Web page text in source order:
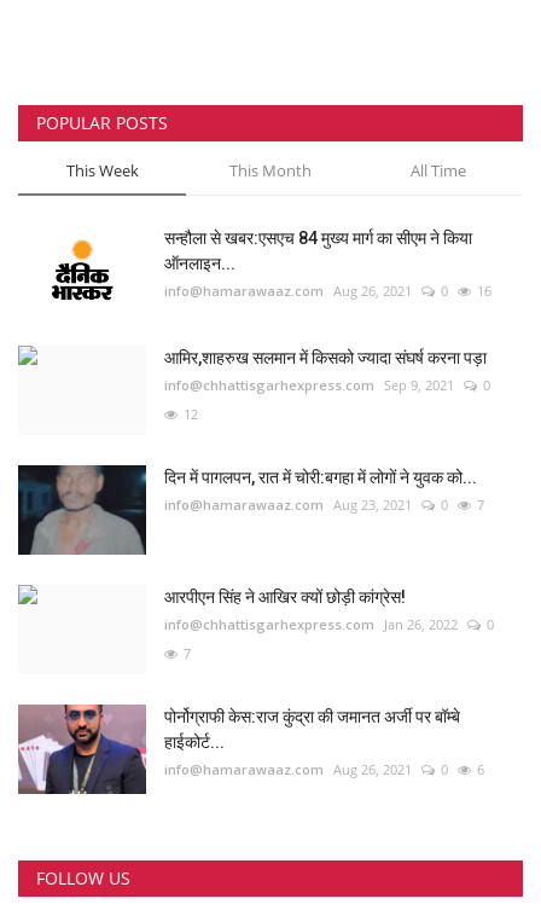
खेल
मनोरंजन
लाइफस्टाइल
POPULAR POSTS
This Week This Month All Time
सन्हौला से खबर:एसएच 84 मुख्य मार्ग का सीएम ने किया
ऑनलाइन...
info@hamarawaaz.com Aug 26, 2021 0 16
आमिर,शाहरुख सलमान में किसको ज्यादा संघर्ष करना पड़ा
info@chhattisgarhexpress.com Sep 9, 2021
0
12
दिन में पागलपन, रात में चोरी:बगहा में लोगों ने युवक को...
info@hamarawaaz.com Aug 23, 2021 0 7
आरपीएन सिंह ने आखिर क्यों छोड़ी कांग्रेस!
info@chhattisgarhexpress.com Jan 26, 2022
0
7
पोर्नोग्राफी केस:राज कुंद्रा की जमानत अर्जी पर बॉम्बे
हाईकोर्ट...
info@hamarawaaz.com Aug 26, 2021 0 6
FOLLOW US